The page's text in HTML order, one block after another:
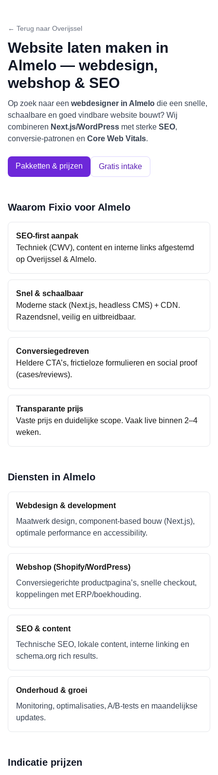
← Terug naar Overijssel
Website laten maken in
Almelo — webdesign,
webshop & SEO
Op zoek naar een webdesigner in Almelo die een snelle,
schaalbare en goed vindbare website bouwt? Wij
combineren Next.js/WordPress met sterke SEO,
conversie-patronen en Core Web Vitals.
Pakketten & prijzen Gratis intake
Waarom Fixio voor Almelo
SEO-first aanpak
Techniek (CWV), content en interne links afgestemd
op Overijssel & Almelo.
Snel & schaalbaar
Moderne stack (Next.js, headless CMS) + CDN.
Razendsnel, veilig en uitbreidbaar.
Conversiegedreven
Heldere CTA’s, frictieloze formulieren en social proof
(cases/reviews).
Transparante prijs
Vaste prijs en duidelijke scope. Vaak live binnen 2–4
weken.
Diensten in Almelo
Webdesign & development
Maatwerk design, component-based bouw (Next.js),
optimale performance en accessibility.
Webshop (Shopify/WordPress)
Conversiegerichte productpagina’s, snelle checkout,
koppelingen met ERP/boekhouding.
SEO & content
Technische SEO, lokale content, interne linking en
schema.org rich results.
Onderhoud & groei
Monitoring, optimalisaties, A/B-tests en maandelijkse
updates.
Indicatie prijzen